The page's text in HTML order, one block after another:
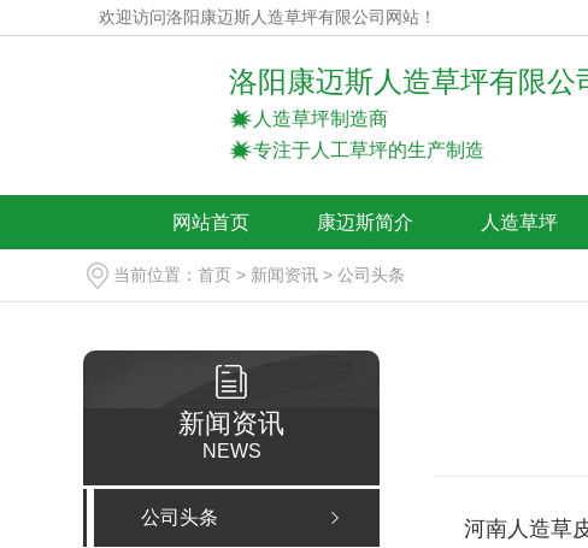
欢迎访问洛阳康迈斯人造草坪有限公司网站！
洛阳康迈斯人造草坪有限公
人造草坪制造商
专注于人工草坪的生产制造
网站首页 康迈斯简介 人造草坪
当前位置： 首页 > 新闻资讯 > 公司头条
新闻资讯
NEWS
公司头条 河南人造草